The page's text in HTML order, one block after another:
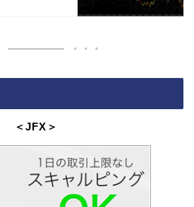
＜JFX ＞